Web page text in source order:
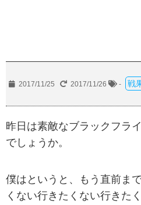
2017/11/25 2017/11/26 - 戦
昨日は素敵なブラックフラ
でしょうか。
僕はというと、もう直前ま
くない行きたくない行きた